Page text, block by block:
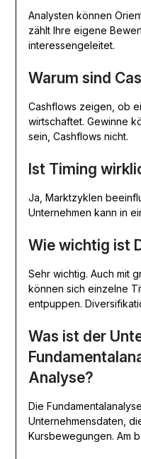
Analysten können
zählt Ihre eigene
interessengeleitet.
Warum sind
Cashflows zeigen, ob
wirtschaftet. Gewinne
sein, Cashflows nicht.
Ist Timing
Ja, Marktzyklen
Unternehmen kann in
Wie wichtig ist
Sehr wichtig. Auch mit
können sich einzelne
entpuppen.
Was ist der
Analyse?
Die
Unternehmensdaten,
Kursbewegungen. Am